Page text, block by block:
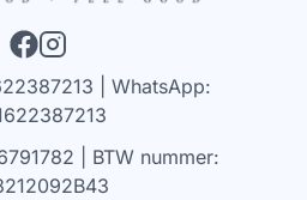
| WhatsApp:
| BTW nummer: